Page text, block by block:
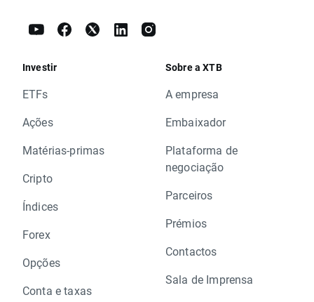
Investir
ETFs
Ações
Matérias-primas
Cripto
Índices
Forex
Opções
Conta e taxas
Sobre a XTB
A empresa
Embaixador
Plataforma de
negociação
Parceiros
Prémios
Contactos
Sala de Imprensa